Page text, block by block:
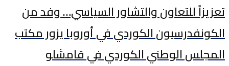
تعزيزاً للتعاون والتشاور السياسي… وفد من
الكونفدرسيون الكوردي في أوروبا يزور مكتب
المجلس الوطني الكوردي في قامشلو